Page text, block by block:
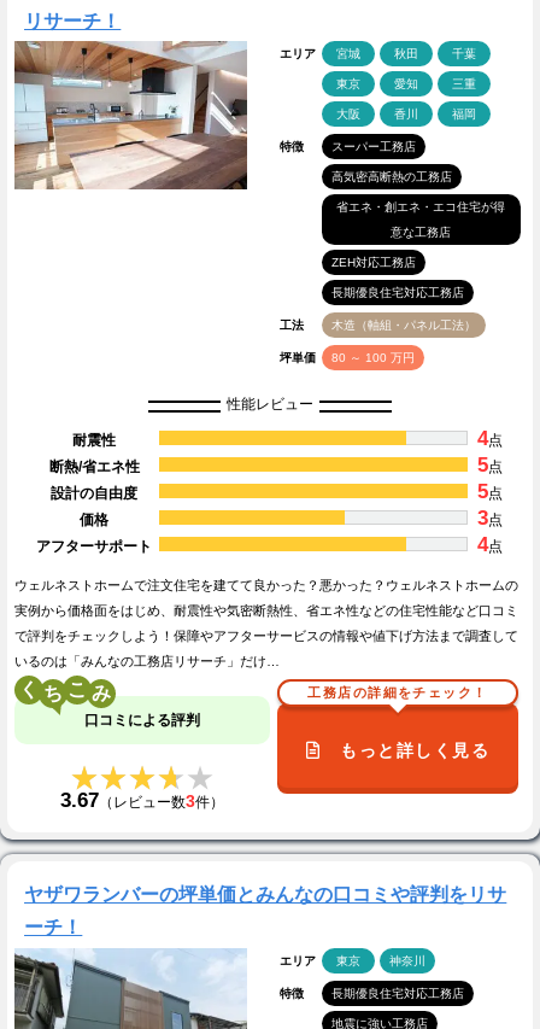
リサーチ！
エリア 宮城 秋田 千葉
東京 愛知 三重
大阪 香川 福岡
特徴 スーパー工務店
高気密高断熱の工務店
省エネ・創エネ・エコ住宅が得
意な工務店
ZEH対応工務店
長期優良住宅対応工務店
工法 木造（軸組・パネル工法）
坪単価 80 ～ 100 万円
性能レビュー
耐震性 4点
断熱/省エネ性
5点
設計の自由度
5点
価格
3点
アフターサポート
4点
ウェルネストホームで注文住宅を建てて良かった？悪かった？ウェルネストホームの
実例から価格面をはじめ、耐震性や気密断熱性、省エネ性などの住宅性能など口コミ
で評判をチェックしよう！保障やアフターサービスの情報や値下げ方法まで調査して
いるのは「みんなの工務店リサーチ」だけ…
く こ
口コミによる評判
★★★★★
★★★★★
3.67 （レビュー数3件）
工務店の詳細をチェック！
もっと詳しく見る
ヤザワランバーの坪単価とみんなの口コミや評判をリサ
ーチ！
エリア 東京 神奈川
特徴 長期優良住宅対応工務店
地震に強い工務店